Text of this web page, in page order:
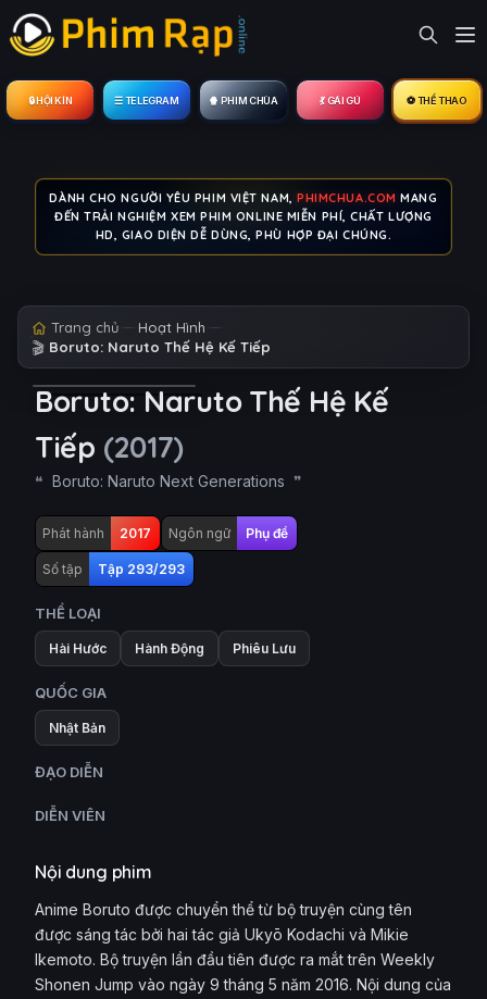
🔒︎ HỘI KÍN ☰ TELEGRAM 🍿 PHIM CHÙA 💃 GÁI GÚ ⚽ THỂ THAO
DÀNH CHO NGƯỜI YÊU PHIM VIỆT NAM,PHIMCHUA.COM MANG
ĐẾN TRẢI NGHIỆM XEM PHIM ONLINE MIỄN PHÍ, CHẤT LƯỢNG
HD, GIAO DIỆN DỄ DÙNG, PHÙ HỢP ĐẠI CHÚNG.
Trang chủ Hoạt Hình
🎬 Boruto: Naruto Thế Hệ Kế Tiếp
Boruto: Naruto Thế Hệ Kế
Tiếp (2017)
Boruto: Naruto Next Generations
Phát hành 2017 Ngôn ngữ Phụ đề
Số tập Tập 293/293
THỂ LOẠI
Hài Hước Hành Động Phiêu Lưu
QUỐC GIA
Nhật Bản
ĐẠO DIỄN
DIỄN VIÊN
Nội dung phim
Anime Boruto được chuyển thể từ bộ truyện cùng tên
được sáng tác bởi hai tác giả Ukyō Kodachi và Mikie
Ikemoto. Bộ truyện lần đầu tiên được ra mắt trên Weekly
Shonen Jump vào ngày 9 tháng 5 năm 2016. Nội dung của